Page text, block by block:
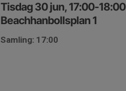
Tisdag 30 jun, 17:00-18:00
Beachhanbollsplan 1
Samling: 17:00